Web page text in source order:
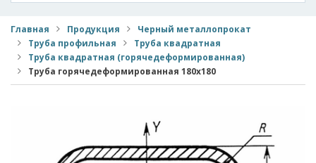
Главная Продукция
Черный металлопрокат
Труба профильная
Труба квадратная
Труба квадратная (горячедеформированная)
Труба горячедеформированная 180x180